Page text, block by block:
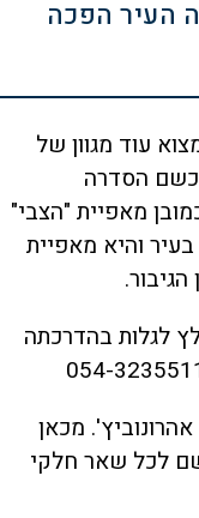
העיר הפכה
עוד מגוון של
הסדרה
מאפיית "הצבי"
והיא מאפיית
לגלות בהדרכתה
מכאן
לכל שאר חלקי